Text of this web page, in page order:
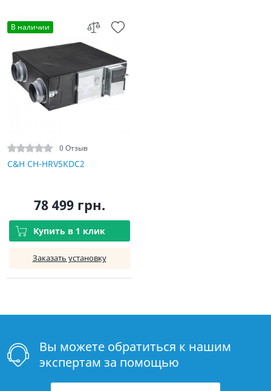
В наличии
0 Отзыв
C&H CH-HRV5KDC2
78 499 грн.
Купить в 1 клик
Заказать установку
Вы можете обратиться к нашим
экспертам за помощью